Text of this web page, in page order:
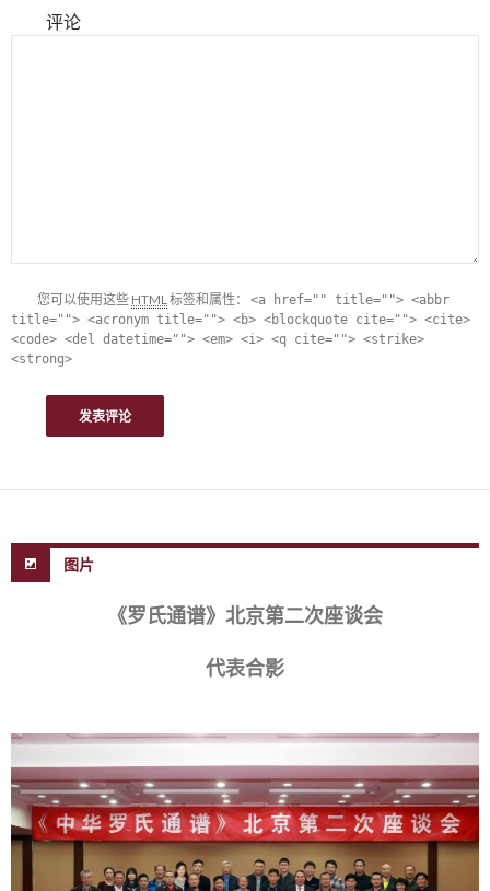
评论
您可以使用这些 HTML标签和属性： <a href="" title=""> <abbr
title=""> <acronym title=""> <b> <blockquote cite=""> <cite>
<code> <del datetime=""> <em> <i> <q cite=""> <strike>
<strong>
图片
《罗氏通谱》北京第二次座谈会
代表合影